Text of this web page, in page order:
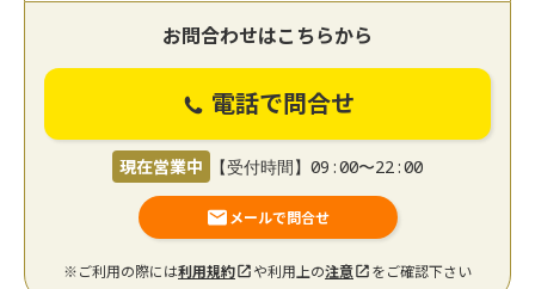
お問合わせはこちらから
電話で問合せ
現在営業中 【受付時間】09:00〜22:00
メールで問合せ
※ご利用の際には利用規約 や利用上の注意 をご確認下さい